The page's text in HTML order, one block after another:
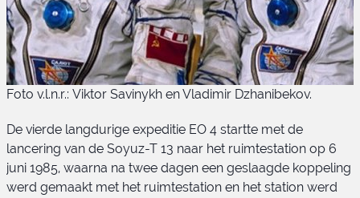
Foto v.l.n.r.: Viktor Savinykh en Vladimir Dzhanibekov.
De vierde langdurige expeditie EO 4 startte met de
lancering van de Soyuz-T 13 naar het ruimtestation op 6
juni 1985, waarna na twee dagen een geslaagde koppeling
werd gemaakt met het ruimtestation en het station werd